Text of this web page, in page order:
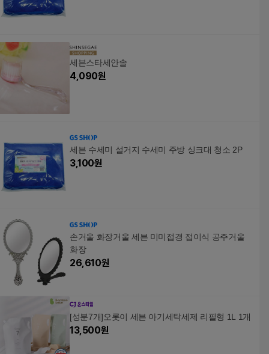
세븐스타세안솔
4,090원
세븐 수세미 설거지 수세미 주방 싱크대 청소 2P
3,100원
손거울 화장거울 세븐 미미접경 접이식 공주거울
화장
26,610원
[성분7개]오롯이 세븐 아기세탁세제 리필형 1L 1개
13,500원